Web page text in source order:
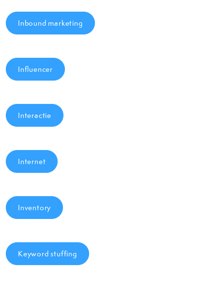
Inbound marketing
Influencer
Interactie
Internet
Inventory
Keyword stuffing